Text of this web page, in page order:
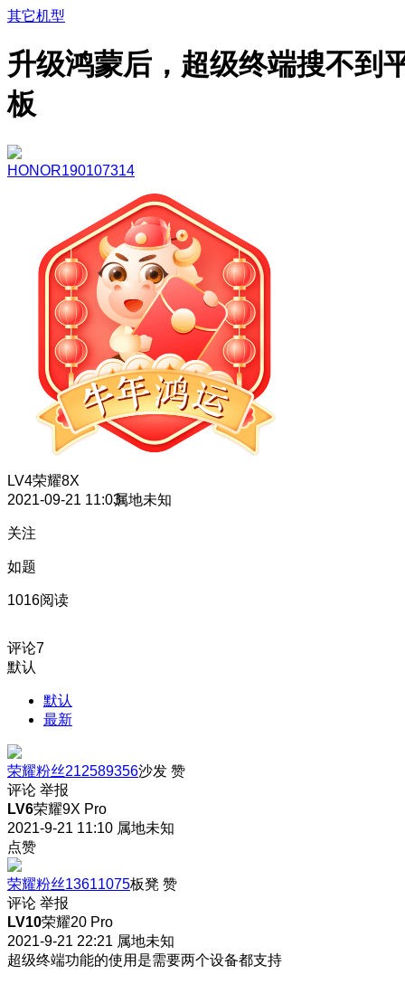
其它机型
升级鸿蒙后，超级终端搜不到
板
HONOR190107314
LV4荣耀8X
2021-09-21 11:03属地未知
关注
如题
1016阅读
评论7
默认
默认
最新
荣耀粉丝212589356沙发 赞
评论 举报
LV6荣耀9X Pro
2021-9-21 11:10 属地未知
点赞
荣耀粉丝13611075板凳 赞
评论 举报
LV10荣耀20 Pro
2021-9-21 22:21 属地未知
超级终端功能的使用是需要两个设备都支持